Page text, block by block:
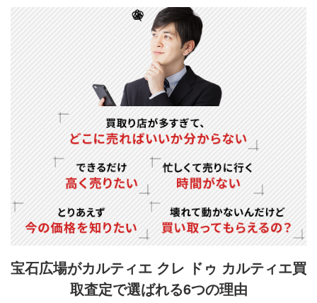
宝石広場がカルティエ クレ ドゥ カルティエ買
取査定で選ばれる6つの理由